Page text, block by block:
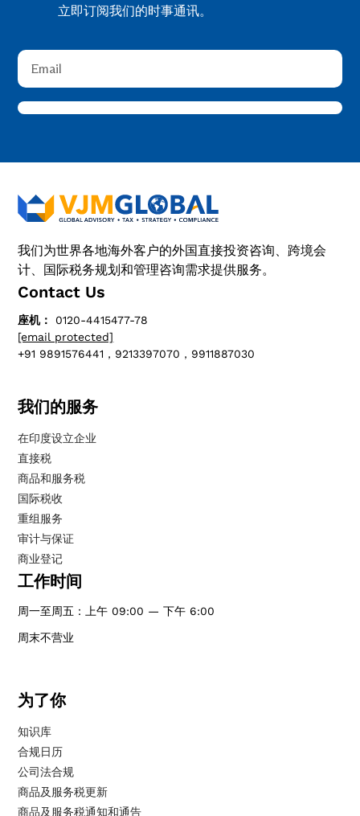
立即订阅我们的时事通讯。
我们为世界各地海外客户的外国直接投资咨询、跨境会
计、国际税务规划和管理咨询需求提供服务。
Contact Us
座机：
0120-4415477-78
[email protected]
+91 9891576441，9213397070，9911887030
我们的服务
在印度设立企业
直接税
商品和服务税
国际税收
重组服务
审计与保证
商业登记
工作时间
周一至周五：上午 09:00 — 下午 6:00
周末不营业
为了你
知识库
合规日历
公司法合规
商品及服务税更新
商品及服务税通知和通告